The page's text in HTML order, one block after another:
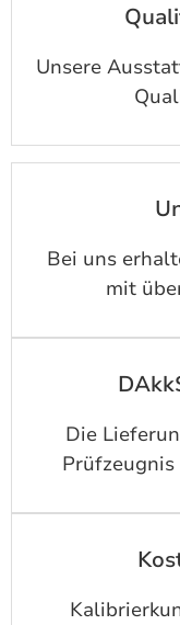
Unsere
Bei uns
mit
Die